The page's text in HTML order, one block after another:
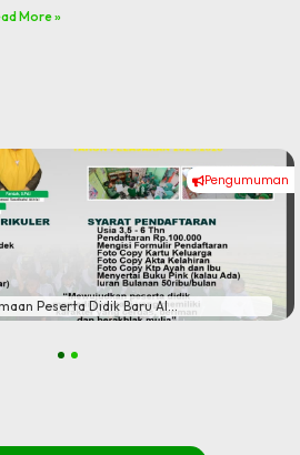
More »
Pengumuman
Peserta Didik Baru Al...